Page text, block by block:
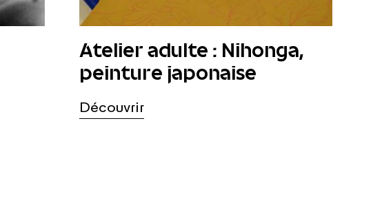
Atelier adulte : Nihonga,
peinture japonaise
Découvrir